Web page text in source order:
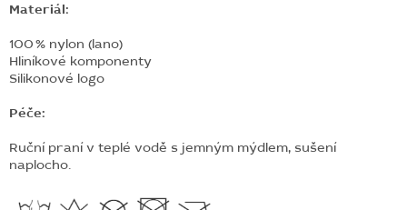
Materiál:
100 % nylon (lano)
Hliníkové komponenty
Silikonové logo
Péče:
Ruční praní v teplé vodě s jemným mýdlem, sušení
naplocho.